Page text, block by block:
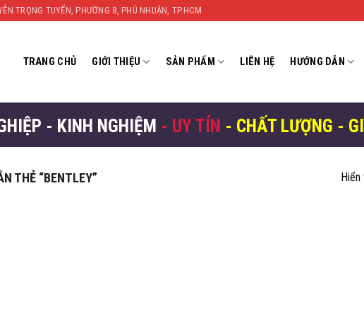
TRỌNG TUYỂN, PHƯỜNG 8, PHÚ NHUẬN, TP.HCM
TRANG CHỦ GIỚI THIỆU SẢN PHẨM LIÊN HỆ HƯỚNG DẪN
- KINH NGHIỆM - UY TÍN - CHẤT LƯỢNG -
THẺ “BENTLEY”